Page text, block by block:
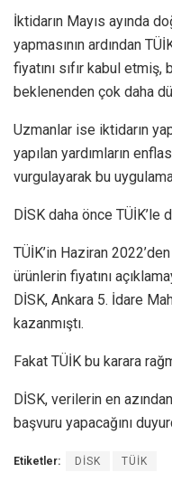
İktidarın Mayıs ayında
yapmasının ardından
fiyatını sıfır kabul
beklenenden çok daha
Uzmanlar ise iktidarın
yapılan yardımların
vurgulayarak bu
DİSK daha önce TÜİK’le
TÜİK’in Haziran
ürünlerin fiyatını
DİSK, Ankara 5. İdare
kazanmıştı.
Fakat TÜİK bu karara
DİSK, verilerin en
başvuru yapacağını
Etiketler: DİSK TÜİK